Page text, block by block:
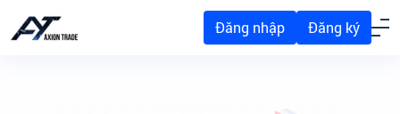
Đăng nhập Đăng ký